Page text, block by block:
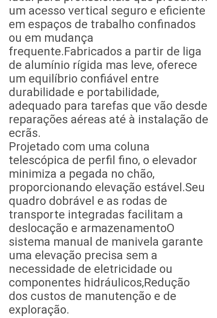
um acesso vertical seguro e eficiente
em espaços de trabalho confinados
ou em mudança
frequente.Fabricados a partir de liga
de alumínio rígida mas leve, oferece
um equilíbrio confiável entre
durabilidade e portabilidade,
adequado para tarefas que vão desde
reparações aéreas até à instalação de
ecrãs.
Projetado com uma coluna
telescópica de perfil fino, o elevador
minimiza a pegada no chão,
proporcionando elevação estável.Seu
quadro dobrável e as rodas de
transporte integradas facilitam a
deslocação e armazenamentoO
sistema manual de manivela garante
uma elevação precisa sem a
necessidade de eletricidade ou
componentes hidráulicos,Redução
dos custos de manutenção e de
exploração.